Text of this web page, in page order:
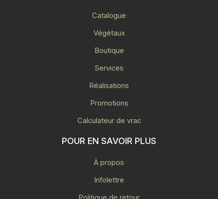
Catalogue
Végétaux
Boutique
Services
Réalisations
Promotions
Calculateur de vrac
POUR EN SAVOIR PLUS
À propos
Infolettre